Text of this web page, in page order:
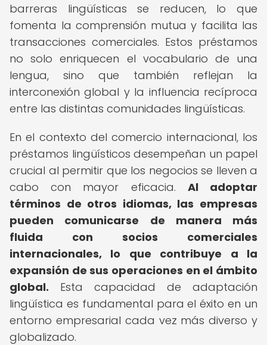
barreras lingüísticas se reducen, lo que
fomenta la comprensión mutua y facilita las
transacciones comerciales. Estos préstamos
no solo enriquecen el vocabulario de una
lengua, sino que también reflejan la
interconexión global y la influencia recíproca
entre las distintas comunidades lingüísticas.
En el contexto del comercio internacional, los
préstamos lingüísticos desempeñan un papel
crucial al permitir que los negocios se lleven a
cabo con mayor eficacia. Al adoptar
términos de otros idiomas, las empresas
pueden comunicarse de manera más
fluida con socios comerciales
internacionales, lo que contribuye a la
expansión de sus operaciones en el ámbito
global. Esta capacidad de adaptación
lingüística es fundamental para el éxito en un
entorno empresarial cada vez más diverso y
globalizado.